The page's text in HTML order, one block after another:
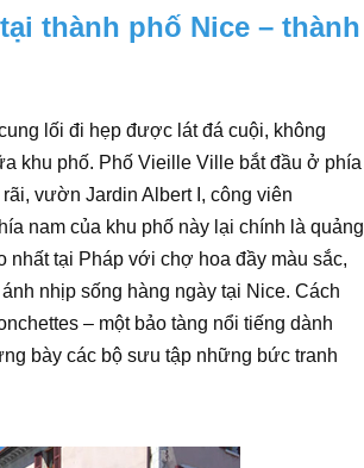
thành phố Nice – thành
lối đi hẹp được lát đá cuội, không
khu phố. Phố Vieille Ville bắt đầu ở phía
vườn Jardin Albert I, công viên
nam của khu phố này lại chính là quảng
tại Pháp với chợ hoa đầy màu sắc,
nhịp sống hàng ngày tại Nice. Cách
– một bảo tàng nổi tiếng dành
bày các bộ sưu tập những bức tranh